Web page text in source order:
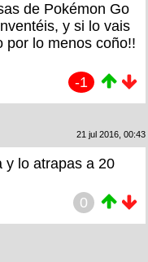
de Pokémon Go
y si lo vais
por lo menos coño!!
-1
21 jul 2016, 00:43
y lo atrapas a 20
0